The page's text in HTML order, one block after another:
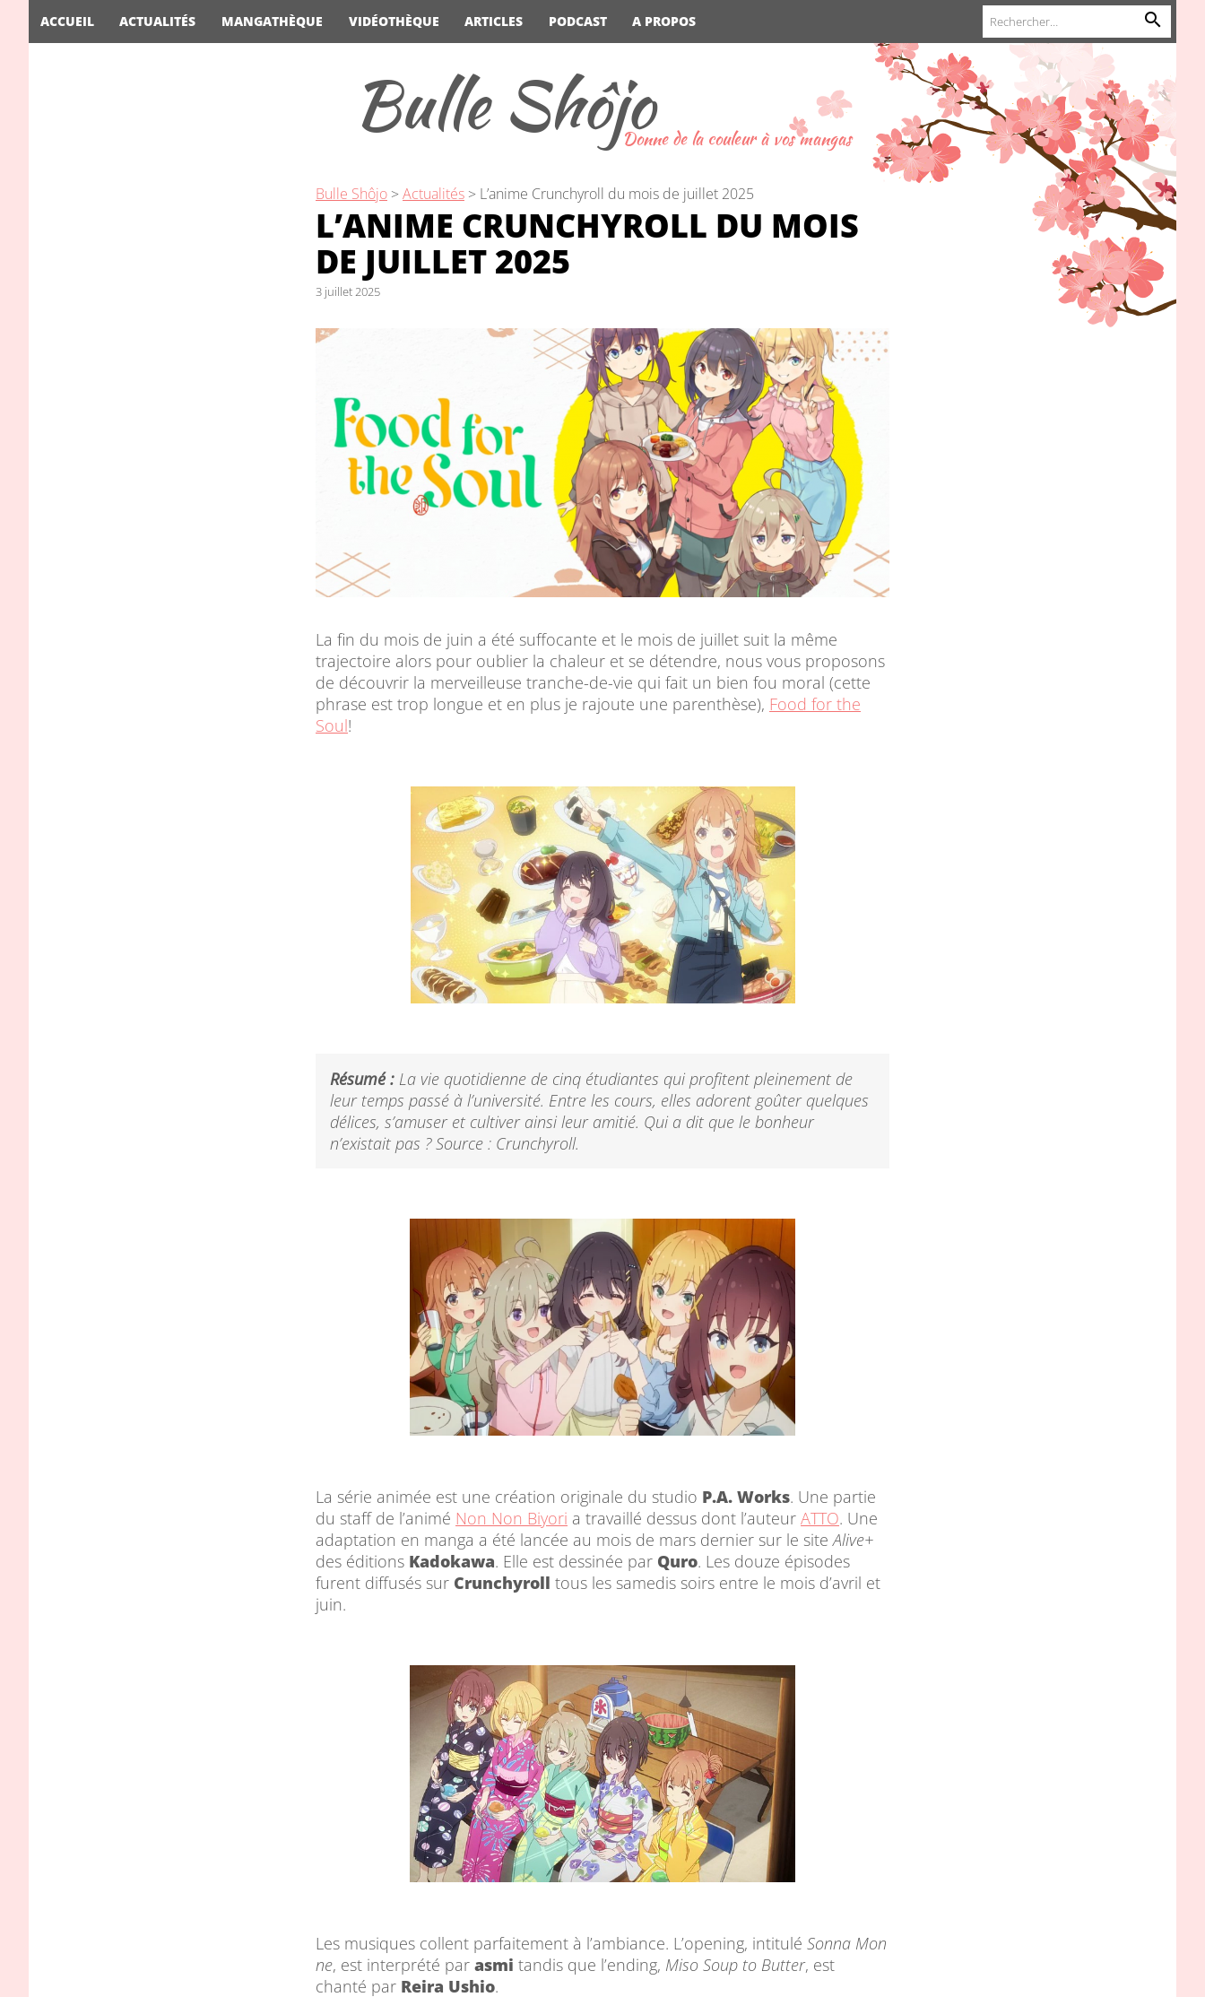
Bulle ShôjoDonne de la couleur à vos mangas
ACCUEIL ACTUALITÉS MANGATHÈQUE VIDÉOTHÈQUE ARTICLES PODCAST A PROPOS
Bulle Shôjo >Actualités > L’anime Crunchyroll du mois de juillet 2025
L’ANIME CRUNCHYROLL DU MOIS
DE JUILLET 2025
3 juillet 2025
La fin du mois de juin a été suffocante et le mois de juillet suit la même
trajectoire alors pour oublier la chaleur et se détendre, nous vous proposons
de découvrir la merveilleuse tranche-de-vie qui fait un bien fou moral (cette
phrase est trop longue et en plus je rajoute une parenthèse), Food for the
Soul!
Résumé : La vie quotidienne de cinq étudiantes qui profitent pleinement de
leur temps passé à l’université. Entre les cours, elles adorent goûter quelques
délices, s’amuser et cultiver ainsi leur amitié. Qui a dit que le bonheur
n’existait pas ? Source : Crunchyroll.
La série animée est une création originale du studio P.A. Works. Une partie
du staff de l’animé Non Non Biyori a travaillé dessus dont l’auteur ATTO. Une
adaptation en manga a été lancée au mois de mars dernier sur le siteAlive+
des éditions Kadokawa. Elle est dessinée par Quro. Les douze épisodes
furent diffusés sur Crunchyroll tous les samedis soirs entre le mois d’avril et
juin.
Les musiques collent parfaitement à l’ambiance. L’opening, intitulé Sonna Mon
ne, est interprété par asmi tandis que l’ending, Miso Soup to Butter, est
chanté par Reira Ushio.